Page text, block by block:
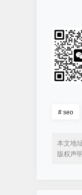
# seo
本文地
版权声